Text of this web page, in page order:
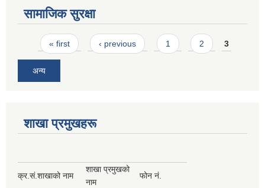
सामाजिक सुरक्षा
Pages
« first ‹ previous 1 2 3
अन्य
शाखा प्रमुखहरू
क्र.सं.शाखाको नाम
शाखा प्रमुखको
नाम
फोन नं.